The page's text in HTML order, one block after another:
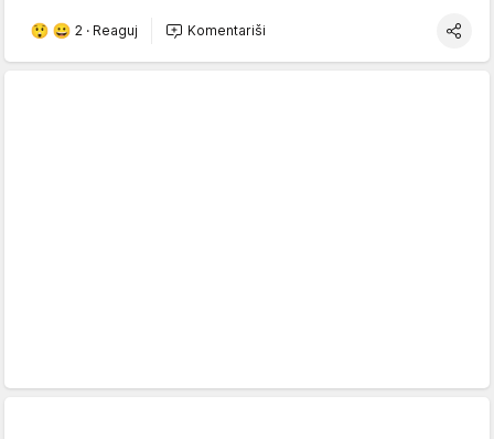
2 · Reaguj Komentariši